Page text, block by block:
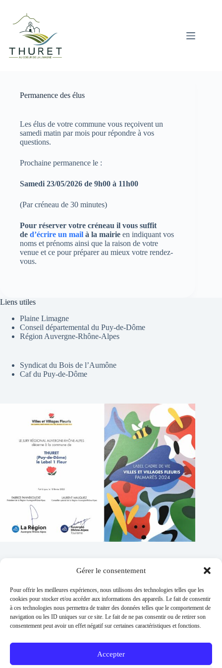
Gérer le consentement
Pour offrir les meilleures expériences, nous utilisons des technologies telles que les
cookies pour stocker et/ou accéder aux informations des appareils. Le fait de consentir
à ces technologies nous permettra de traiter des données telles que le comportement de
navigation ou les ID uniques sur ce site. Le fait de ne pas consentir ou de retirer son
consentement peut avoir un effet négatif sur certaines caractéristiques et fonctions.
Accepter
contenu
Permanence des élus
Les élus de votre commune vous reçoivent un
samedi matin par mois pour répondre à vos
questions.
Prochaine permanence le :
Samedi 23/05/2026 de 9h00 à 11h00
(Par créneau de 30 minutes)
Pour réserver votre créneau il vous suffit
de d’écrire un mail à la mairie en indiquant vos
noms et prénoms ainsi que la raison de votre
venue et ce pour préparer au mieux votre rendez-
vous.
Liens utiles
Plaine Limagne
Conseil départemental du Puy-de-Dôme
Région Auvergne-Rhône-Alpes
Syndicat du Bois de l’Aumône
Caf du Puy-de-Dôme
Addresse :
1 place de l'église 63260 Thuret
Phone:
04 73 97 91 58
E-mail :
Permanences :